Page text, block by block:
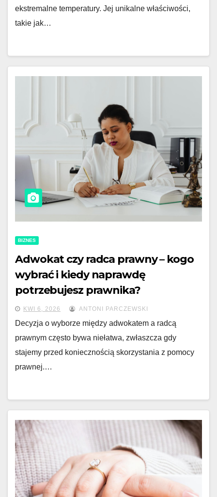
ekstremalne temperatury. Jej unikalne właściwości,
takie jak…
BIZNES
Adwokat czy radca prawny – kogo
wybrać i kiedy naprawdę
potrzebujesz prawnika?
KWI 6, 2026 ANTONI PARCZEWSKI
Decyzja o wyborze między adwokatem a radcą
prawnym często bywa niełatwa, zwłaszcza gdy
stajemy przed koniecznością skorzystania z pomocy
prawnej.…